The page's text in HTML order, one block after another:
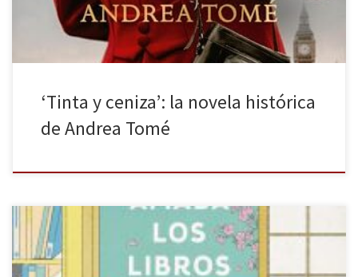
‘Tinta y ceniza’: la novela histórica
de Andrea Tomé
Grijalbo publica El gato que amaba los libros de Sosuke